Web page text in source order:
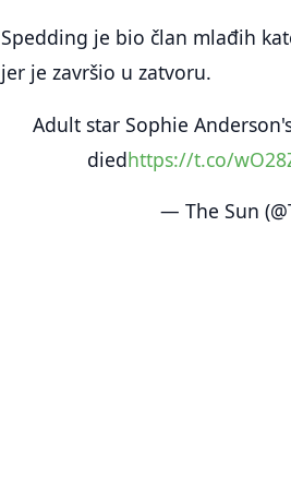
Spedding je bio član mlađih
jer je završio u zatvoru.
Adult star Sophie
diedhttps://t.co/
— The Sun